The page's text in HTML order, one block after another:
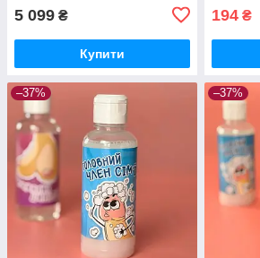
5 099 ₴
Купити
194 ₴
–37% –37%